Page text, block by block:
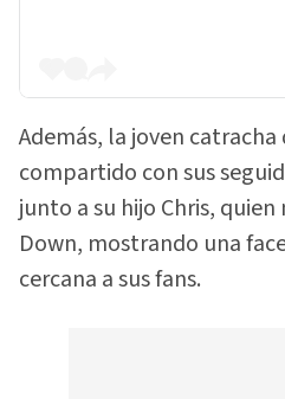
Además, la joven catracha
compartido con sus
junto a su hijo Chris,
Down, mostrando una
cercana a sus fans.